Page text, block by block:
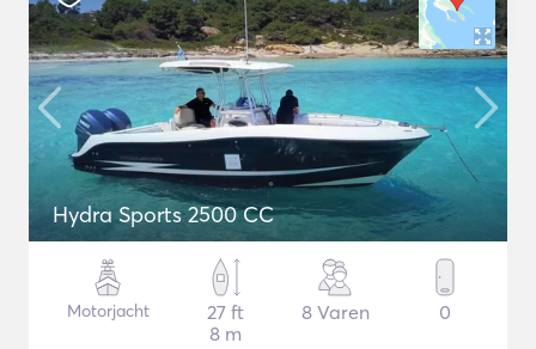
Hydra Sports 2500 CC
Motorjacht
27 ft
8 m
8 Varen 0